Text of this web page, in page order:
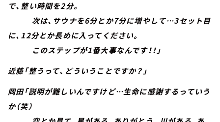
で、整い時間を2分。
次は、サウナを6分とか7分に増やして…3セット目
に、12分とか長めに入ってください。
このステップが1番大事なんです！！」
近藤「整うって、どういうことですか？」
岡田「説明が難しいんですけど…生命に感謝するっていう
か（笑）